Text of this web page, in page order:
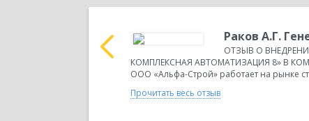
ПРОДУКТА «1С:
Раков А.Г.
ОТЗЫВ О
КОМПЛЕКСНАЯ АВТОМАТИЗАЦИЯ 8» В
ООО «Альфа-Строй» работает на рынке
Прочитать весь отзыв